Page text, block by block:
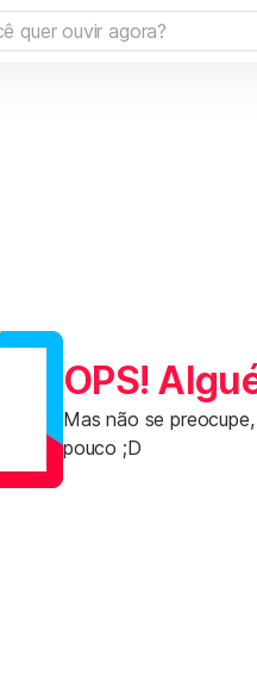
OPS!
Mas não se
pouco ;D